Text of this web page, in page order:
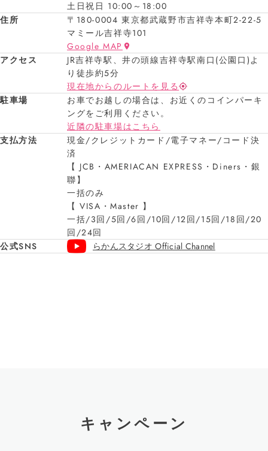
土日祝日 10:00～18:00
住所
〒180-0004 東京都武蔵野市吉祥寺本町2-22-5
マミール吉祥寺101
Google MAP
アクセス
JR吉祥寺駅、井の頭線吉祥寺駅南口(公園口)よ
り徒歩約5分
現在地からのルートを見る
駐車場
お車でお越しの場合は、お近くのコインパーキ
ングをご利用ください。
近隣の駐車場はこちら
支払方法
現金/クレジットカード/電子マネー/コード決
済
【 JCB・AMERIACAN EXPRESS・Diners・銀
聯】
一括のみ
【 VISA・Master 】
一括/3回/5回/6回/10回/12回/15回/18回/20
回/24回
公式SNS
らかんスタジオ Official Channel
キャンペーン